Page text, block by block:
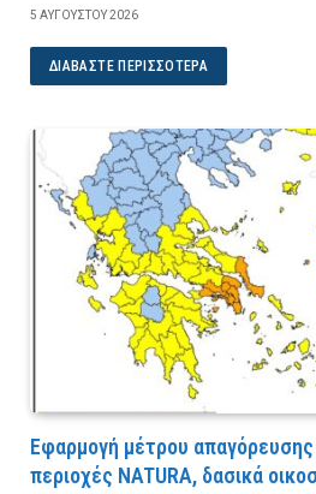
5 ΑΥΓΟΎΣΤΟΥ 2026
ΔΙΑΒΆΣΤΕ ΠΕΡΙΣΣΌΤΕΡΑ
Εφαρμογή μέτρου
περιοχές NATURA, δασικά